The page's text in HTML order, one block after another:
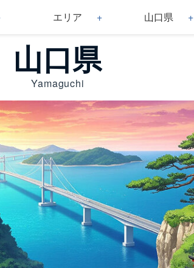
エリア 山口県
山口県
Yamaguchi